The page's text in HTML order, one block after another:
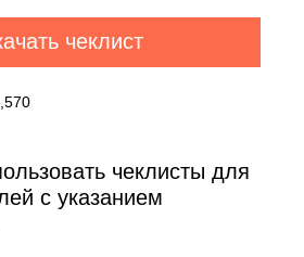
чеклист
чеклисты для
с указанием